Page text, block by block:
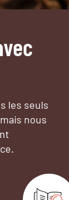
les seuls
mais nous